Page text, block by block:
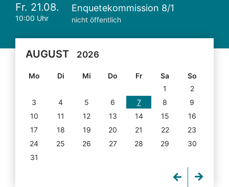
Fr. 21.08.
10:00 Uhr
Enquetekommission 8/1
nicht öffentlich
AUGUST 2026
Mo Di Mi Do Fr Sa
So
1
2
3
4 5 6 7 8
9
10
11 12 13 14 15
16
17
18 19 20 21 22
23
24
25 26 27 28 29
30
31